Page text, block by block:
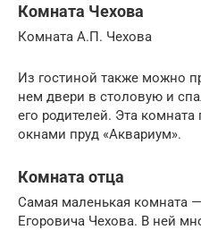
Комната Чехова
Комната А.П. Чехова
Из гостиной также можно
нем двери в столовую и
его родителей. Эта
окнами пруд «Аквариум».
Комната отца
Самая маленькая комната
Егоровича Чехова. В ней